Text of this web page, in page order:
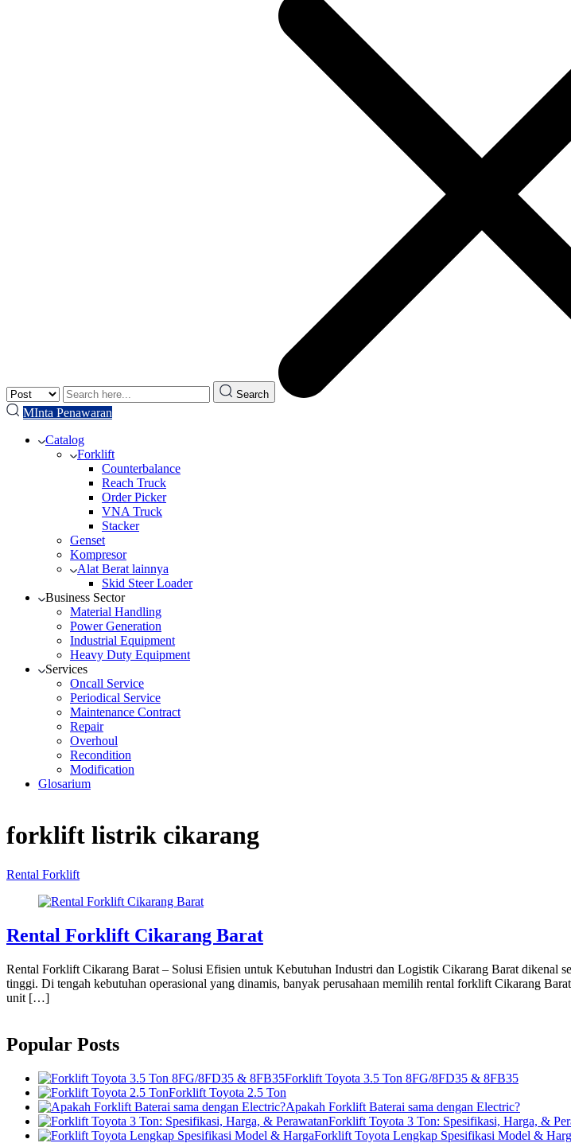
Search
MInta Penawaran
Catalog
Forklift
Counterbalance
Reach Truck
Order Picker
VNA Truck
Stacker
Genset
Kompresor
Alat Berat lainnya
Skid Steer Loader
Business Sector
Material Handling
Power Generation
Industrial Equipment
Heavy Duty Equipment
Services
Oncall Service
Periodical Service
Maintenance Contract
Repair
Overhoul
Recondition
Modification
Glosarium
forklift listrik cikarang
Rental Forklift
Rental Forklift Cikarang Barat
Rental Forklift Cikarang Barat – Solusi Efisien untuk Kebutuhan Industri dan Logistik Cikarang Barat dikenal
tinggi. Di tengah kebutuhan operasional yang dinamis, banyak perusahaan memilih rental forklift Cikarang
unit […]
Popular Posts
Forklift Toyota 3.5 Ton 8FG/8FD35 & 8FB35
Forklift Toyota 2.5 Ton
Apakah Forklift Baterai sama dengan Electric?
Forklift Toyota 3 Ton: Spesifikasi, Harga, &
Forklift Toyota Lengkap Spesifikasi Model &